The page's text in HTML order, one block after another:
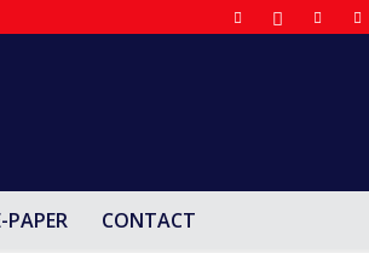
PAPER CONTACT